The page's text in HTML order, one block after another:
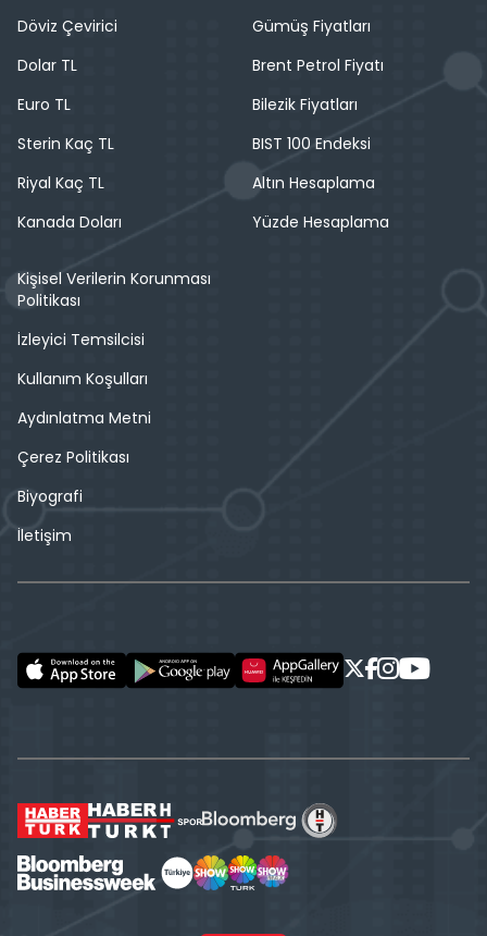
Döviz Çevirici
Dolar TL
Euro TL
Sterin Kaç TL
Riyal Kaç TL
Kanada Doları
Gümüş Fiyatları
Brent Petrol Fiyatı
Bilezik Fiyatları
BIST 100 Endeksi
Altın Hesaplama
Yüzde Hesaplama
Kişisel Verilerin Korunması
Politikası
İzleyici Temsilcisi
Kullanım Koşulları
Aydınlatma Metni
Çerez Politikası
Biyografi
İletişim